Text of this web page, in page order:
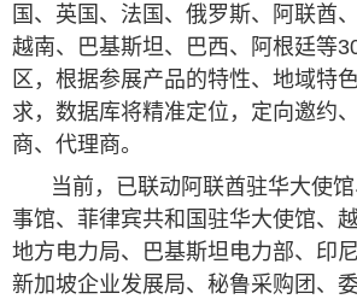
国、英国、法国、俄罗斯、阿联酋
越南、巴基斯坦、巴西、阿根廷等
区，根据参展产品的特性、地域特
求，数据库将精准定位，定向邀约
商、代理商。
当前，已联动阿联酋驻华大使
事馆、菲律宾共和国驻华大使馆、
地方电力局、巴基斯坦电力部、印
新加坡企业发展局、秘鲁采购团、